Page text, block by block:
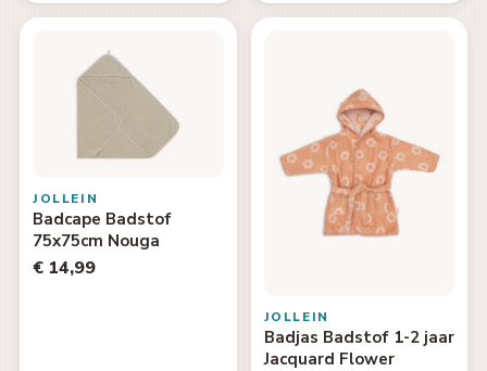
JOLLEIN
Badcape Badstof
75x75cm Nouga
€ 14,99
JOLLEIN
Badjas Badstof 1-2 jaar
Jacquard Flower